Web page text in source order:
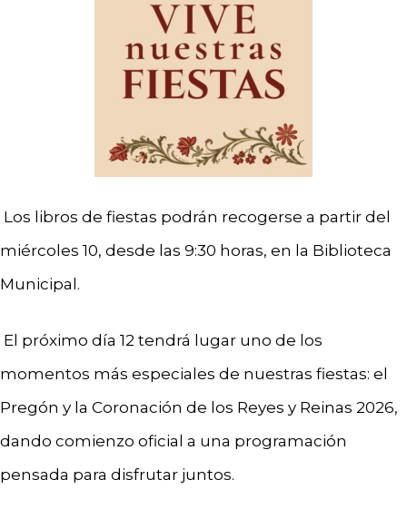
Los libros de fiestas podrán recogerse a partir del
miércoles 10, desde las 9:30 horas, en la Biblioteca
Municipal.
El próximo día 12 tendrá lugar uno de los
momentos más especiales de nuestras fiestas: el
Pregón y la Coronación de los Reyes y Reinas 2026,
dando comienzo oficial a una programación
pensada para disfrutar juntos.